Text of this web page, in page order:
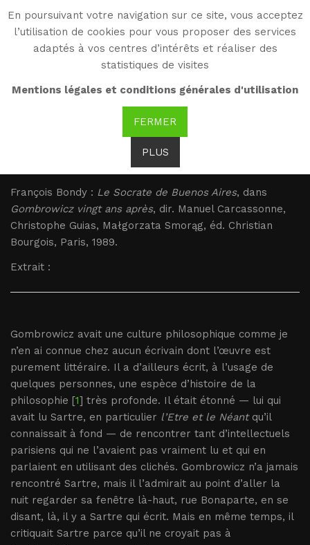
En poursuivant votre navigation sur ce site, vous acceptez
l’utilisation de cookies pour vous proposer des services
adaptés à vos centres d’intérêts et réaliser des
statistiques de visites
Mentions légales et conditions générales d'utilisation
FERMER
PLUS
WG
Witold Gombrowicz
Bondy : Gombrowicz et
Bondy : Gombrowicz et Sartre
François Bondy : Le Socrate de Buenos Aires, dans
Gombrowicz vingt ans après, dir. Manuel Carcassonne,
Christophe Guias, Małgorzata Smorąg, éd. Christian
Bourgois, Paris, 1989.
Extrait :
Gombrowicz avait une culture philosophique comme je
n’en ai connue chez aucun écrivain dont l’œuvre est
purement littéraire. Il a d’ailleurs écrit, à l’usage de
quelques personnes, une espèce d’histoire de la
philosophie [1] très profonde. Il était étonné — lui qui
avait lu Sartre, en particulier l’Etre et le Néantqu’il
connaissait à fond — de rencontrer tant d’intellectuels
parisiens qui ne l’avaient pas vraiment lu et qui en
parlaient en utilisant des clichés. Gombrowicz n’a jamais
rencontré Sartre, mais il l’admirait au point d’aller la
nuit regarder sa fenêtre là-haut, rue Bonaparte, en se
disant, là, il y a Sartre qui écrit. Mais en même temps, il
critiquait Sartre parce qu’il ne croyait pas à